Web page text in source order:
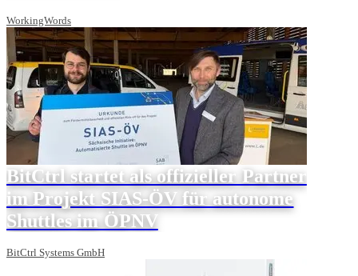
WorkingWords
BitCtrl startet als offizieller Partner
im Projekt SIAS-ÖV für autonome
Shuttles im ÖPNV
BitCtrl Systems GmbH